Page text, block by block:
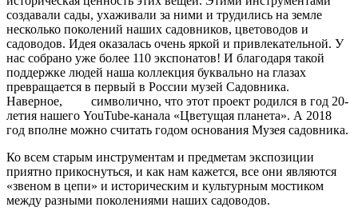
создавали сады, ухаживали за ними и трудились на земле
несколько поколений наших садовников, цветоводов и
садоводов. Идея оказалась очень яркой и привлекательной. У
нас собрано уже более 110 экспонатов! И благодаря такой
поддержке людей наша коллекция буквально на глазах
превращается в первый в России музей Садовника.
Наверное, символично, что этот проект родился в год 20-
летия нашего YouTube-канала «Цветущая планета». А 2018
год вполне можно считать годом основания Музея садовника.
Ко всем старым инструментам и предметам экспозиции
приятно прикоснуться, и как нам кажется, все они являются
«звеном в цепи» и историческим и культурным мостиком
между разными поколениями наших садоводов.